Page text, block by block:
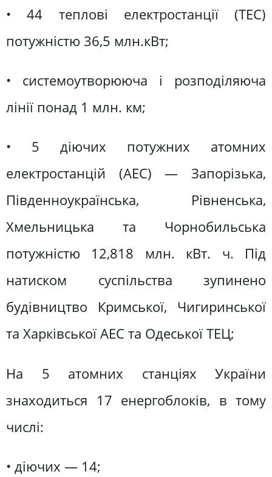
• 44 теплові електростанції (ТЕС)
потужністю 36,5 млн.кВт;
• системоутворююча і розподіляюча
лінії понад 1 млн. км;
• 5 діючих потужних атомних
електростанцій (АЕС) — Запорізька,
Південноукраїнська, Рівненська,
Хмельницька та Чорнобильська
потужністю 12,818 млн. кВт. ч. Під
натиском суспільства зупинено
будівництво Кримської, Чигиринської
та Харківської АЕС та Одеської ТЕЦ;
На 5 атомних станціях України
знаходиться 17 енергоблоків, в тому
числі:
• діючих — 14;